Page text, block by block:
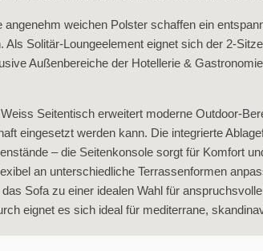
weichen Polster schaffen ein
Als Solitär‑Loungeelement eignet sich der
Außenbereiche der Hotellerie &
Seitentisch erweitert moderne
eingesetzt werden kann. Die integrierte
– die Seitenkonsole sorgt für Komfort
an unterschiedliche Terrassenformen
Sofa zu einer idealen Wahl für
eignet es sich ideal für mediterrane,